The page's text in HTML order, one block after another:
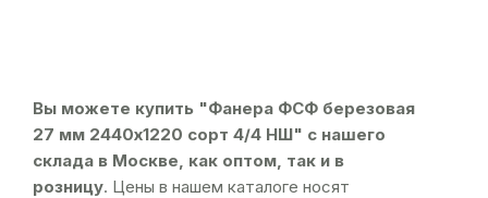
Вы можете купить "Фанера ФСФ березовая
27 мм 2440х1220 сорт 4/4 НШ" с нашего
склада в Москве, как оптом, так и в
розницу. Цены в нашем каталоге носят